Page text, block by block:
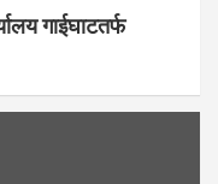
गाईघाटतर्फ